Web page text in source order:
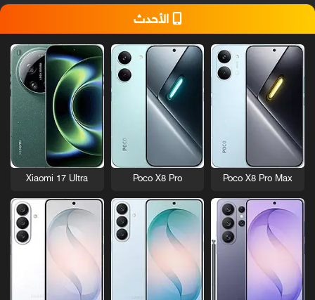
الأحدث
Poco X8 Pro Max
Poco X8 Pro
Xiaomi 17 Ultra